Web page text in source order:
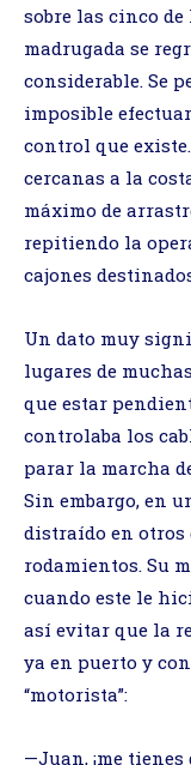
sobre las cinco
madrugada se
considerable. Se
imposible
control que
cercanas a la
máximo de
repitiendo la
cajones
Un dato muy
lugares de
que estar
controlaba los
parar la marcha
Sin embargo, en
distraído en otros
rodamientos. Su
cuando este le
así evitar que la
ya en puerto y
“motorista”:
—Juan, ¡me